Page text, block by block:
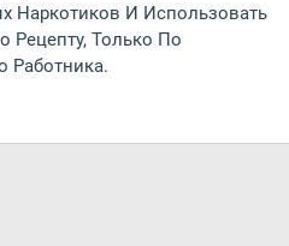
Наркотиков И Использовать
Рецепту, Только По
Работника.